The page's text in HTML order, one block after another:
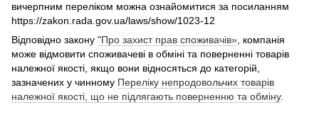
вичерпним переліком можна ознайомитися за посиланням
https://zakon.rada.gov.ua/laws/show/1023-12
Відповідно закону "Про захист прав споживачів» , компанія
може відмовити споживачеві в обміні та поверненні товарів
належної якості, якщо вони відносяться до категорій,
зазначених у чинному Переліку непродовольчих товарів
належної якості, що не підлягають поверненню та обміну.